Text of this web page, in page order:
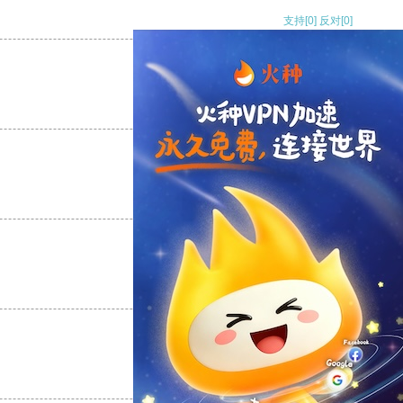
支持[0] 反对[0]
支持[0] 反对
支持
反对 [0]
支持[0] 反对[0]